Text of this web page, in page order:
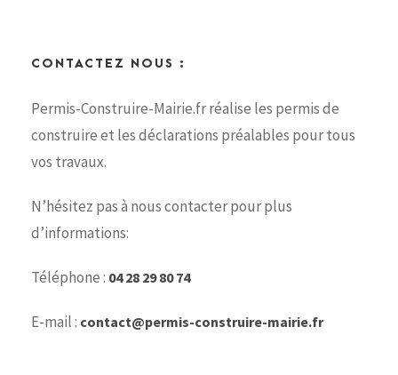
CONTACTEZ NOUS :
Permis-Construire-Mairie.fr réalise les permis de
construire et les déclarations préalables pour tous
vos travaux.
N’hésitez pas à nous contacter pour plus
d’informations:
Téléphone : 04 28 29 80 74
E-mail : contact@permis-construire-mairie.fr